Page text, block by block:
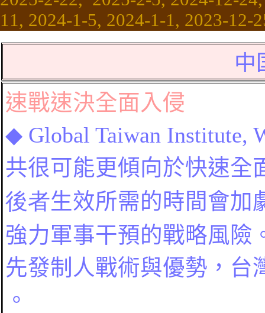
11, 2024-1-5, 2024-1-1, 2023-12-
中
速戰速決全面入侵
◆ Global Taiwan Institute,
共很可能更傾向於快速全
後者生效所需的時間會加
強力軍事干預的戰略風險
先發制人戰術與優勢，台
。